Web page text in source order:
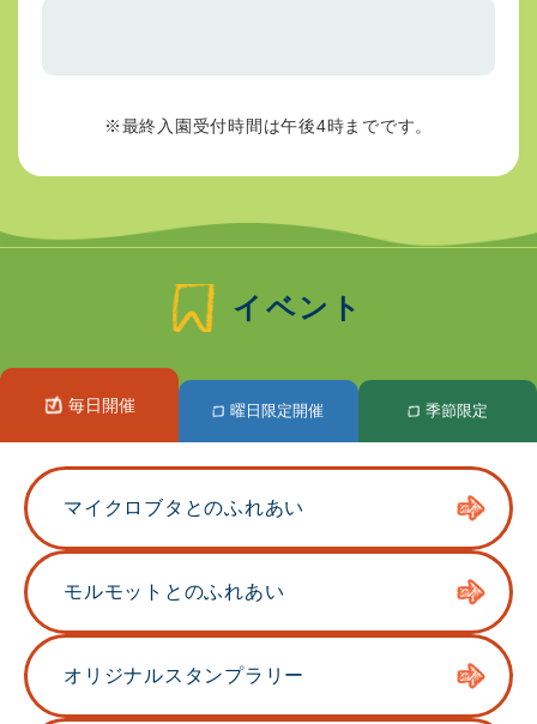
※最終入園受付時間は午後4時までです。
イベント
毎日開催 曜日限定開催 季節限定
毎
日
開
催
マイクロブタ とのふれあい
モルモット とのふれあい
オリジナルスタンプラリー